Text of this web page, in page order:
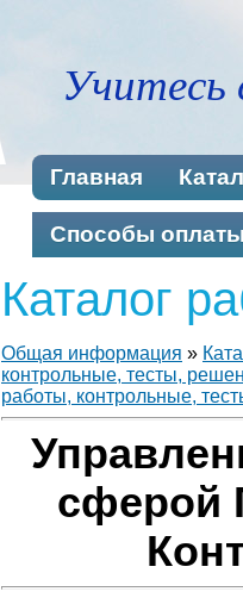
Учитесь
Главная
Способы
Каталог
Общая информация »
контрольные, тесты,
работы, контрольные,
сферой